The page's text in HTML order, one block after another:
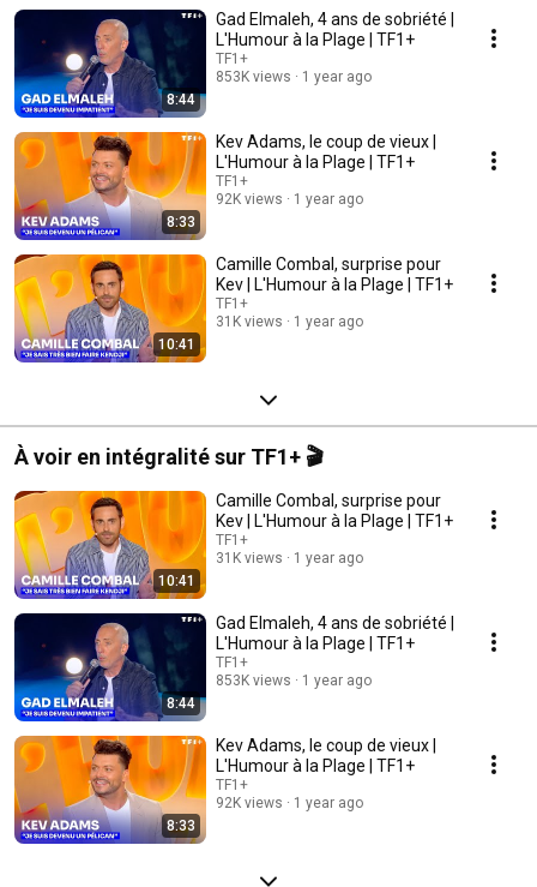
8:44
Gad Elmaleh, 4 ans de sobriété |
L'Humour à la Plage | TF1+
TF1+
853K views
1 year ago
8:33
Kev Adams, le coup de vieux |
L'Humour à la Plage | TF1+
TF1+
92K views
1 year ago
10:41
Camille Combal, surprise pour
Kev | L'Humour à la Plage | TF1+
TF1+
31K views
1 year ago
À voir en intégralité sur TF1+ 🎬
10:41
Camille Combal, surprise pour
Kev | L'Humour à la Plage | TF1+
TF1+
31K views
1 year ago
8:44
Gad Elmaleh, 4 ans de sobriété |
L'Humour à la Plage | TF1+
TF1+
853K views
1 year ago
8:33
Kev Adams, le coup de vieux |
L'Humour à la Plage | TF1+
TF1+
92K views
1 year ago